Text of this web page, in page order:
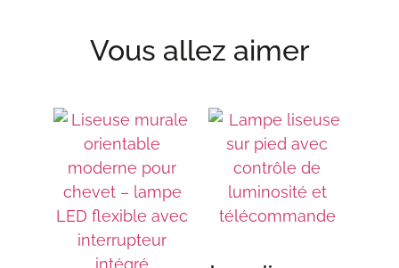
Vous allez aimer